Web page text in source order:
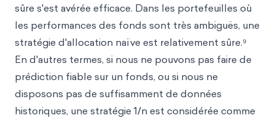
sûre s'est avérée efficace. Dans les portefeuilles où
les performances des fonds sont très ambiguës, une
stratégie d'allocation naïve est relativement sûre.⁹
En d'autres termes, si nous ne pouvons pas faire de
prédiction fiable sur un fonds, ou si nous ne
disposons pas de suffisamment de données
historiques, une stratégie 1/n est considérée comme